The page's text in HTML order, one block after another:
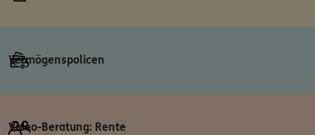
Vermögenspolicen
Video-Beratung: Rente